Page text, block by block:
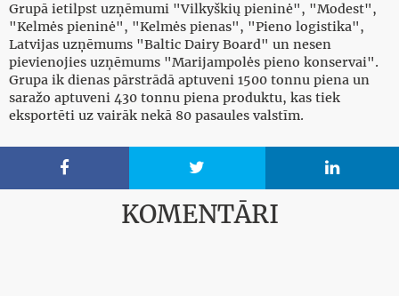
Grupā ietilpst uzņēmumi "Vilkyškių pieninė", "Modest",
"Kelmės pieninė", "Kelmės pienas", "Pieno logistika",
Latvijas uzņēmums "Baltic Dairy Board" un nesen
pievienojies uzņēmums "Marijampolės pieno konservai".
Grupa ik dienas pārstrādā aptuveni 1500 tonnu piena un
saražo aptuveni 430 tonnu piena produktu, kas tiek
eksportēti uz vairāk nekā 80 pasaules valstīm.
  
KOMENTĀRI